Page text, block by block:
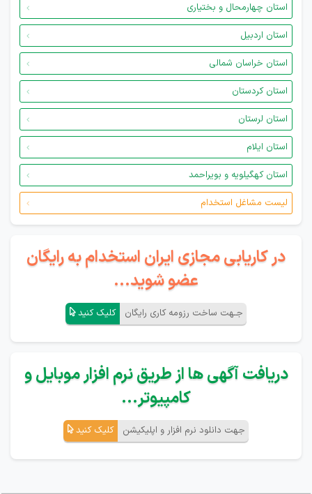
استان چهارمحال و بختیاری
استان اردبیل
استان خراسان شمالی
استان کردستان
استان لرستان
استان ایلام
استان کهگیلویه و بویراحمد
لیست مشاغل استخدام
در کاریابی مجازی ایران استخدام به رایگان
عضو شوید...
جـهت ساخت رزومه کاری رایگان کلیک کنید
دریافت آگهی ها از طریق نرم افزار موبایل و
کامپیوتر...
جهت دانلود نرم افزار و اپلیکیشن کلیک کنید